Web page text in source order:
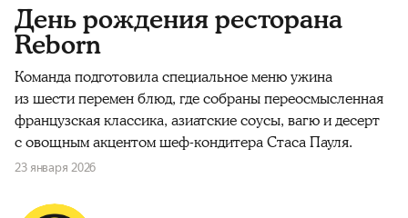
День рождения ресторана
Reborn
Команда подготовила специальное меню ужина
из шести перемен блюд, где собраны переосмысленная
французская классика, азиатские соусы, вагю и десерт
с овощным акцентом шеф-кондитера Стаса Пауля.
23 января 2026